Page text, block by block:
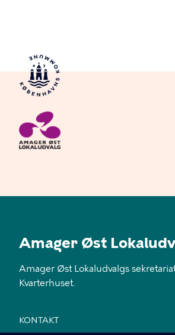
Amager Øst
Amager Øst Lokaludvalgs
Kvarterhuset.
KONTAKT